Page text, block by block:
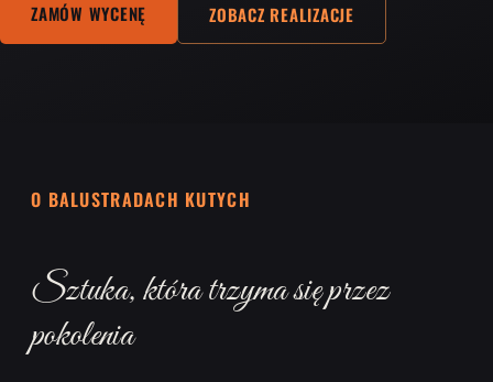
ZAMÓW WYCENĘ ZOBACZ REALIZACJE
O BALUSTRADACH KUTYCH
Sztuka, która trzyma się przez
pokolenia